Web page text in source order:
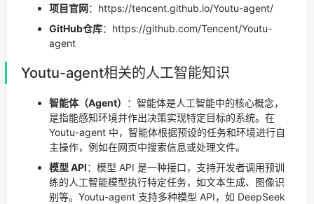
项目官网：https://tencent.github.io/Youtu-agent/
GitHub仓库：https://github.com/Tencent/Youtu-
agent
Youtu-agent相关的人工智能知识
智能体（Agent）
：智能体是人工智能中的核心概念，
是指能感知环境并作出决策实现特定目标的系统。在
Youtu-agent 中，智能体根据预设的任务和环境进行自
主操作，例如在网页中搜索信息或处理文件。
模型 API：模型 API 是一种接口，支持开发者调用预训
练的人工智能模型执行特定任务，如文本生成、图像识
别等。Youtu-agent 支持多种模型 API，如 DeepSeek